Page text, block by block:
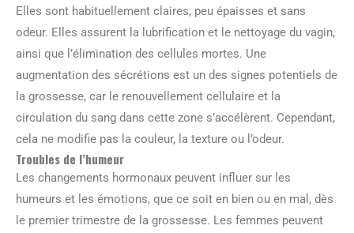
Elles sont habituellement claires, peu épaisses et sans
odeur. Elles assurent la lubrification et le nettoyage du vagin,
ainsi que l’élimination des cellules mortes. Une
augmentation des sécrétions est un des signes potentiels de
la grossesse, car le renouvellement cellulaire et la
circulation du sang dans cette zone s’accélèrent. Cependant,
cela ne modifie pas la couleur, la texture ou l’odeur.
Troubles de l’humeur
Les changements hormonaux peuvent influer sur les
humeurs et les émotions, que ce soit en bien ou en mal, dès
le premier trimestre de la grossesse. Les femmes peuvent